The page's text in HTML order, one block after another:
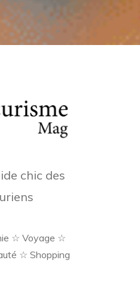
chic des
☆ Voyage ☆
☆ Shopping